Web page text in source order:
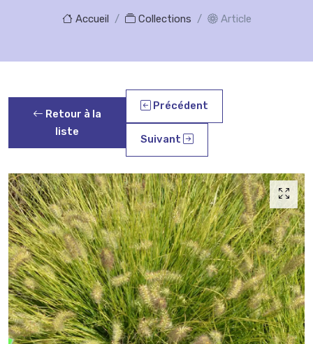
Accueil Collections Article
Retour à la
liste
Précédent
Suivant